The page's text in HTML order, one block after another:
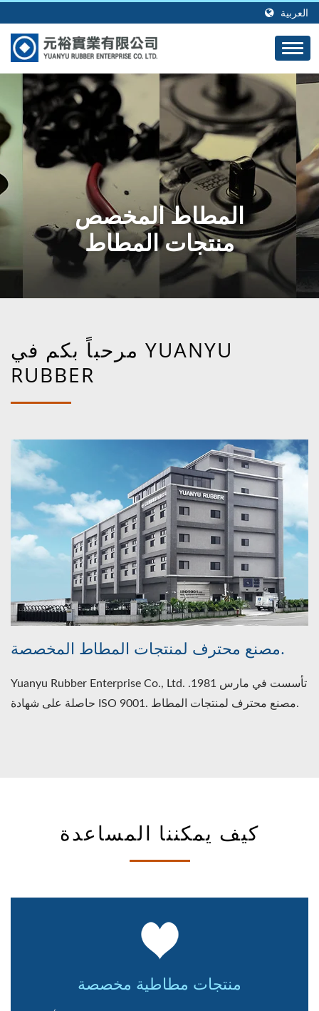
العربية
المطاط المخصص
منتجات المطاط
مرحباً بكم في YUANYU
RUBBER
مصنع محترف لمنتجات المطاط المخصصة.
Yuanyu Rubber Enterprise Co., Ltd. تأسست في مارس 1981.
حاصلة على شهادة ISO 9001. مصنع محترف لمنتجات المطاط.
كيف يمكننا المساعدة
منتجات مطاطية مخصصة